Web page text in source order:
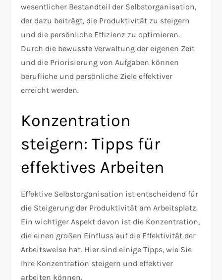
wesentlicher Bestandteil der Selbstorganisation,
der dazu beiträgt, die Produktivität zu steigern
und die persönliche Effizienz zu optimieren.
Durch die bewusste Verwaltung der eigenen Zeit
und die Priorisierung von Aufgaben können
berufliche und persönliche Ziele effektiver
erreicht werden.
Konzentration
steigern: Tipps für
effektives Arbeiten
Effektive Selbstorganisation ist entscheidend für
die Steigerung der Produktivität am Arbeitsplatz.
Ein wichtiger Aspekt davon ist die Konzentration,
die einen großen Einfluss auf die Effektivität der
Arbeitsweise hat. Hier sind einige Tipps, wie Sie
Ihre Konzentration steigern und effektiver
arbeiten können.